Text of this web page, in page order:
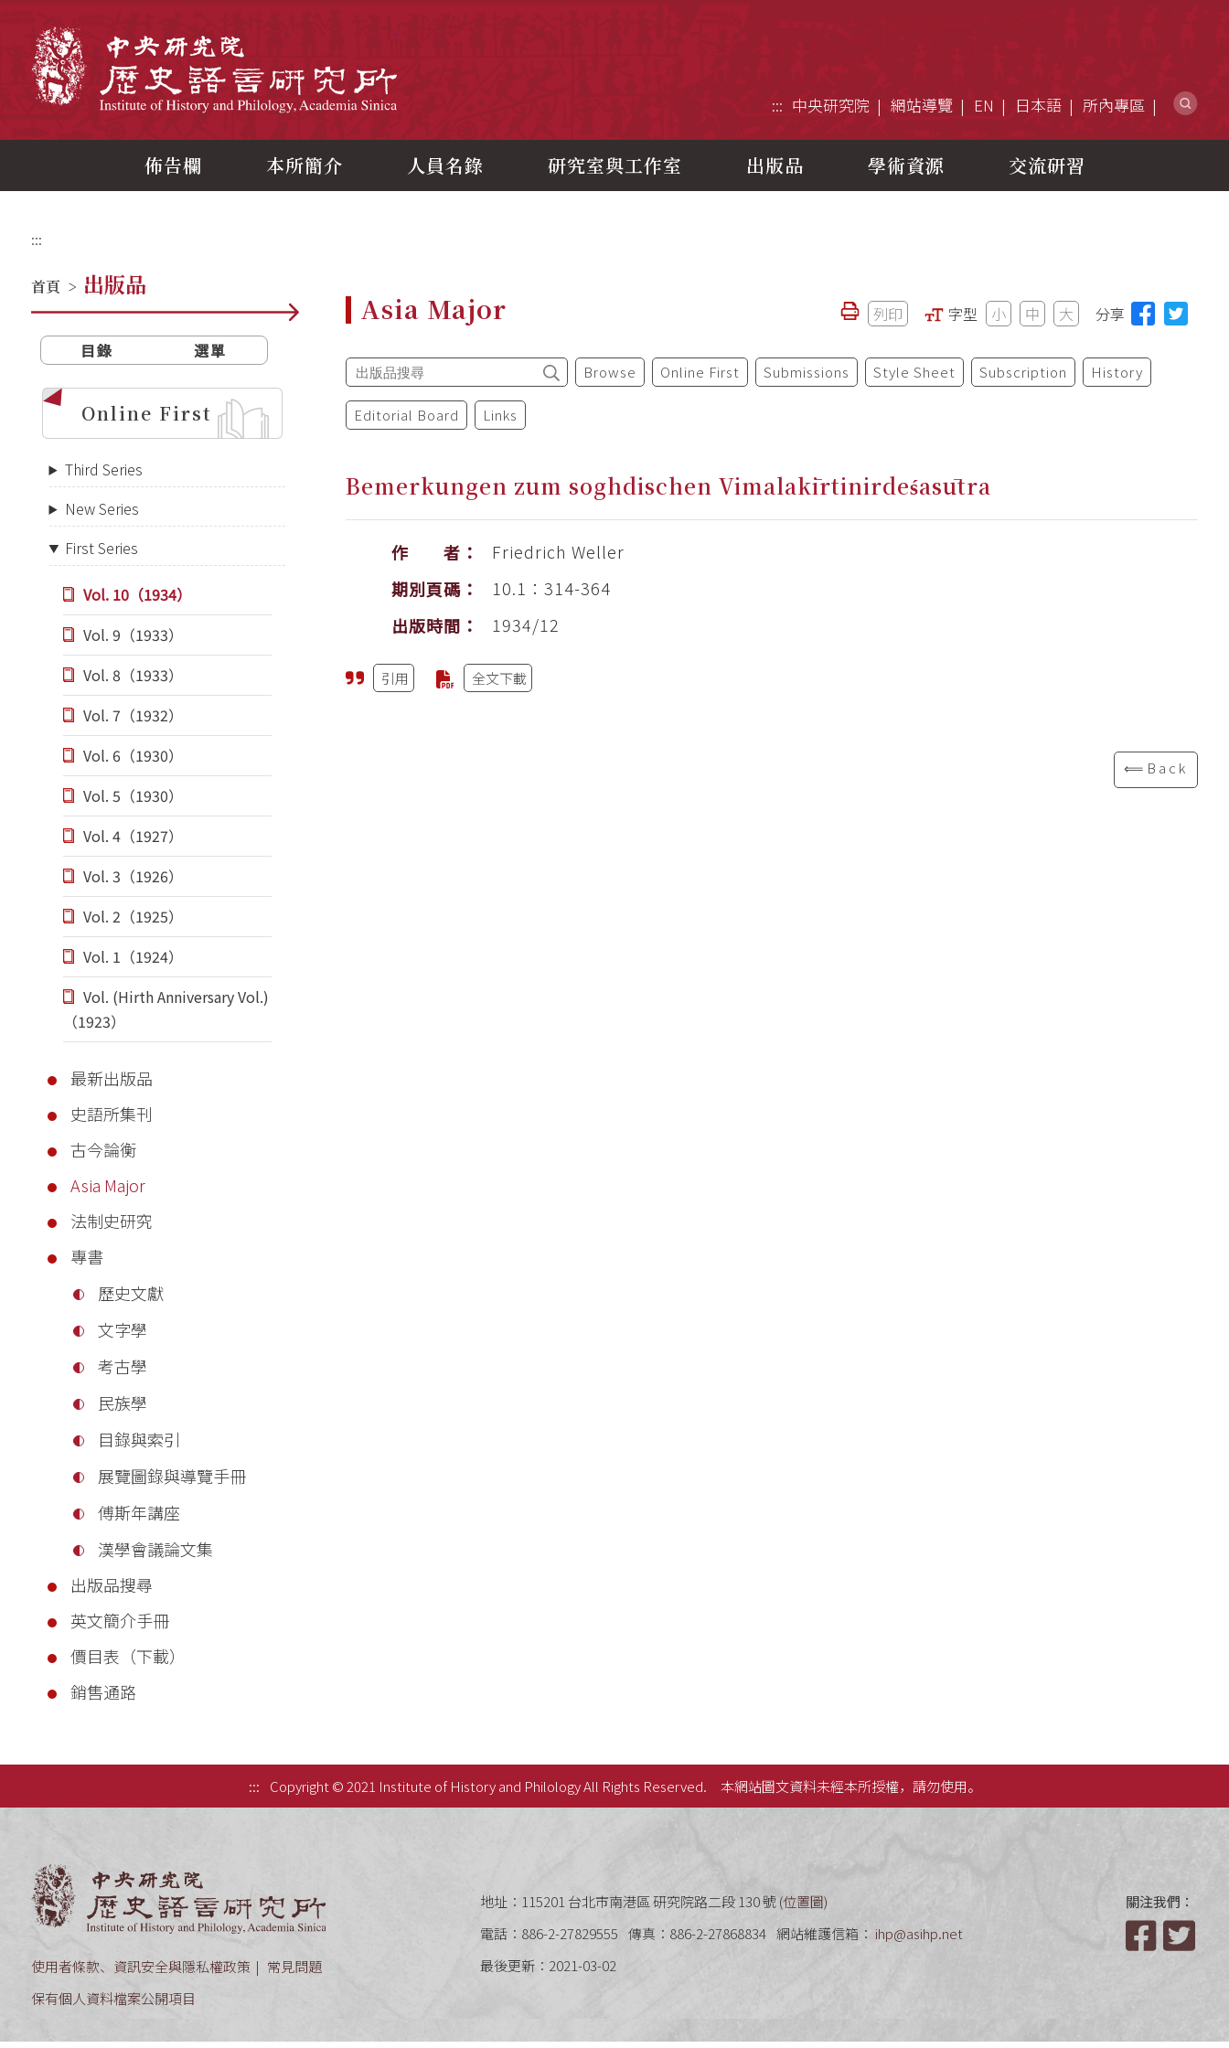
::: 中央研究院 網站導覽 EN 日本語 所內專區
佈告欄 本所簡介 人員名錄 研究室與工作室 出版品 學術資源 交流研習
:::
首頁 > 出版品
目錄 選單
Online First
Third Series
New Series
First Series
Vol. 10（1934）
Vol. 9（1933）
Vol. 8（1933）
Vol. 7（1932）
Vol. 6（1930）
Vol. 5（1930）
Vol. 4（1927）
Vol. 3（1926）
Vol. 2（1925）
Vol. 1（1924）
Vol. (Hirth Anniversary Vol.)
（1923）
最新出版品
史語所集刊
古今論衡
Asia Major
法制史研究
專書
歷史文獻
文字學
考古學
民族學
目錄與索引
展覽圖錄與導覽手冊
傅斯年講座
漢學會議論文集
出版品搜尋
英文簡介手冊
價目表（下載）
銷售通路
Asia Major 列印 字型 小 中 大 分享
Browse Online First Submissions Style Sheet Subscription History
Editorial Board Links
Bemerkungen zum soghdischen Vimalakīrtinirdeśasūtra
作 者：
Friedrich Weller
期別頁碼：
10.1：314-364
出版時間：
1934/12
引用 全文下載
⟸Back
::: Copyright © 2021 Institute of History and Philology All Rights Reserved. 本網站圖文資料未經本所授權，請勿使用。
使用者條款、資訊安全與隱私權政策
常見問題
保有個人資料檔案公開項目
地址：115201 台北市南港區 研究院路二段 130 號 (位置圖)
電話：886-2-27829555 傳真：886-2-27868834 網站維護信箱： ihp@asihp.net
最後更新：2021-03-02
關注我們：
Facebook